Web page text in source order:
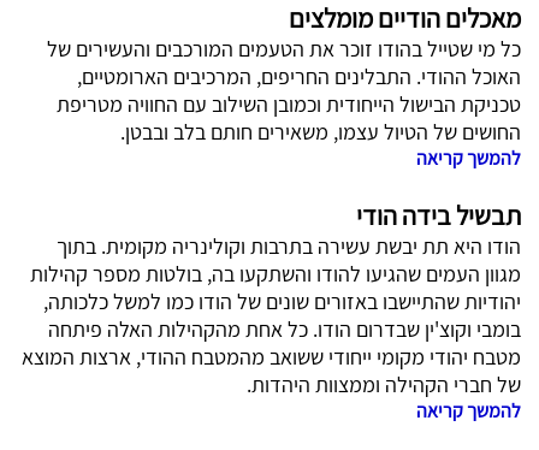
מאכלים הודיים מומלצים
כל מי שטייל בהודו זוכר את הטעמים המורכבים והעשירים של
האוכל ההודי. התבלינים החריפים, המרכיבים הארומטיים,
טכניקת הבישול הייחודית וכמובן השילוב עם החוויה מטריפת
החושים של הטיול עצמו, משאירים חותם בלב ובבטן.
להמשך קריאה
תבשיל בידה הודי
הודו היא תת יבשת עשירה בתרבות וקולינריה מקומית. בתוך
מגוון העמים שהגיעו להודו והשתקעו בה, בולטות מספר קהילות
יהודיות שהתיישבו באזורים שונים של הודו כמו למשל כלכותה,
בומבי וקוצ'ין שבדרום הודו. כל אחת מהקהילות האלה פיתחה
מטבח יהודי מקומי ייחודי ששואב מהמטבח ההודי, ארצות המוצא
של חברי הקהילה וממצוות היהדות.
להמשך קריאה